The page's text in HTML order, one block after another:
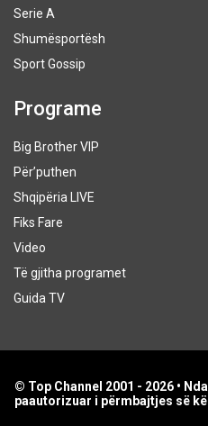
Serie A
Shumësportësh
Sport Gossip
Programe
Big Brother VIP
Për’puthen
Shqipëria LIVE
Fiks Fare
Video
Të gjitha programet
Guida TV
© Top Channel 2001 - 2026 •
paautorizuar i përmbajtjes së